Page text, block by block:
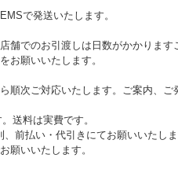
で発送いたします。
でのお引渡しは日数がかかります
お願いいたします。
次ご対応いたします。ご案内、ご
送料は実費です。
前払い・代引きにてお願いいたしま
願いいたします。